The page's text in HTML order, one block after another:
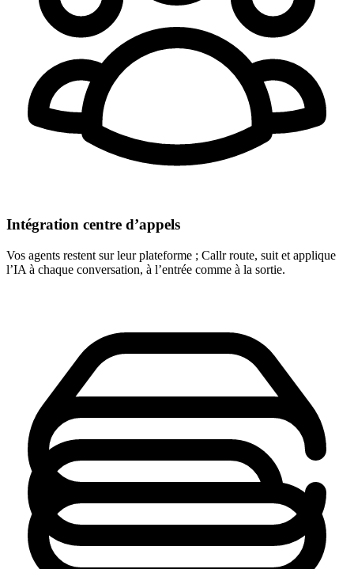
Intégration centre d’appels
Vos agents restent sur leur plateforme ; Callr route, suit et applique
l’IA à chaque conversation, à l’entrée comme à la sortie.